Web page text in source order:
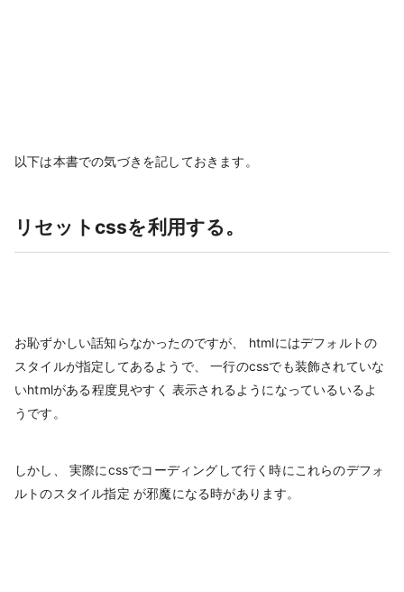
以下は本書での気づきを記しておきます。
リセットcssを利用する。
お恥ずかしい話知らなかったのですが、 htmlにはデフォルトの
スタイルが指定してあるようで、 一行のcssでも装飾されていな
いhtmlがある程度見やすく 表示されるようになっているいるよ
うです。
しかし、 実際にcssでコーディングして行く時にこれらのデフォ
ルトのスタイル指定 が邪魔になる時があります。